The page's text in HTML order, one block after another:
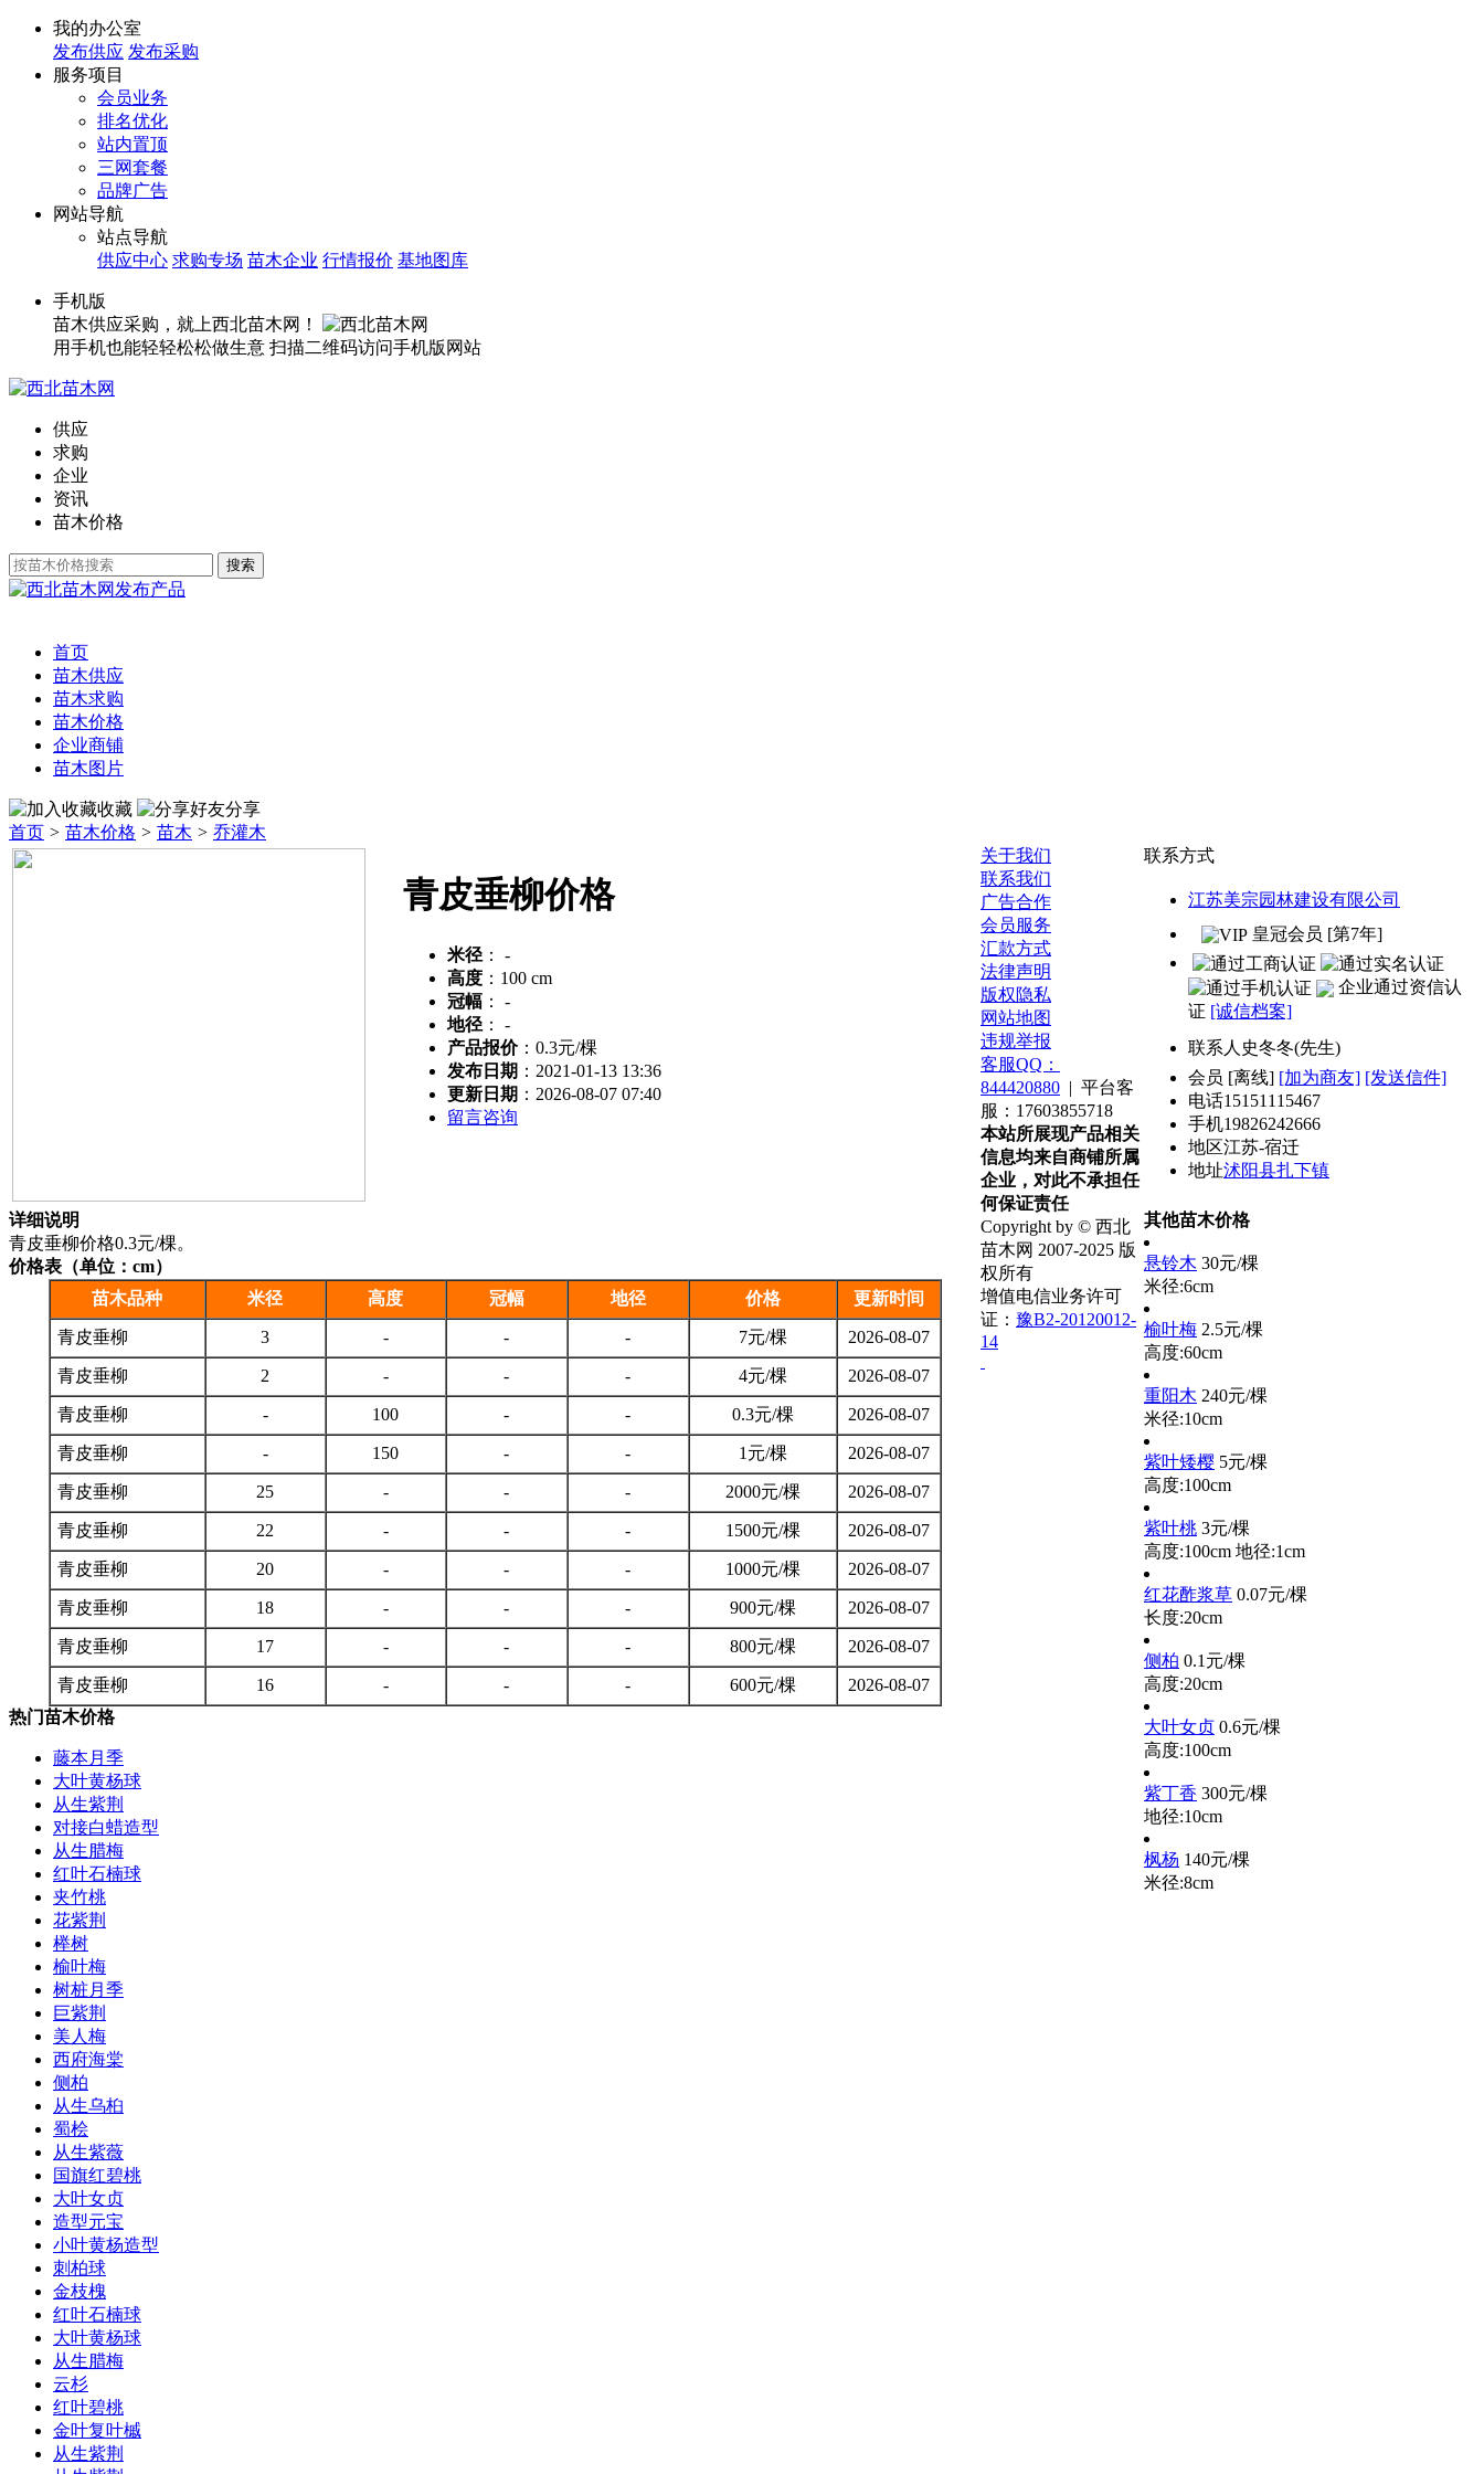
我的办公室
发布供应 发布采购
服务项目
会员业务
排名优化
站内置顶
三网套餐
品牌广告
网站导航
站点导航
供应中心 求购专场 苗木企业 行情报价 基地图库
手机版
苗木供应采购，就上西北苗木网！
用手机也能轻轻松松做生意 扫描二维码访问手机版网站
供应
求购
企业
资讯
苗木价格
发布产品
首页
苗木供应
苗木求购
苗木价格
企业商铺
苗木图片
收藏
分享
首页 > 苗木价格 > 苗木 > 乔灌木
青皮垂柳价格
米径 ：
-
高度 ： 100 cm
冠幅 ：
-
地径 ：
-
产品报价： 0.3元/棵
发布日期 ：2021-01-13 13:36
更新日期 ：2026-08-07 07:40
留言咨询
联系方式
江苏美宗园林建设有限公司
皇冠会员 [第7年]
企业通过资信认
证 [诚信档案]
联系人 史冬冬(先生)
会员 [离线] [加为商友] [发送信件]
电话15151115467
手机19826242666
地区江苏-宿迁
地址沭阳县扎下镇
详细说明
青皮垂柳价格0.3元/棵。
价格表（单位：cm）
苗木品种
米径 高度 冠幅 地径 价格 更新时间
青皮垂柳 3 - - - 7元/棵 2026-08-07
青皮垂柳 2 - - - 4元/棵 2026-08-07
青皮垂柳 - 100 - - 0.3元/棵 2026-08-07
青皮垂柳 - 150 - - 1元/棵 2026-08-07
青皮垂柳 25 - - - 2000元/棵 2026-08-07
青皮垂柳 22 - - - 1500元/棵 2026-08-07
青皮垂柳 20 - - - 1000元/棵 2026-08-07
青皮垂柳 18 - - - 900元/棵 2026-08-07
青皮垂柳 17 - - - 800元/棵 2026-08-07
青皮垂柳 16 - - - 600元/棵
2026-08-07
热门苗木价格
藤本月季
大叶黄杨球
从生紫荆
对接白蜡造型
从生腊梅
红叶石楠球
夹竹桃
花紫荆
榉树
榆叶梅
树桩月季
巨紫荆
美人梅
西府海棠
侧柏
从生乌桕
蜀桧
从生紫薇
国旗红碧桃
大叶女贞
造型元宝
小叶黄杨造型
刺柏球
金枝槐
红叶石楠球
大叶黄杨球
从生腊梅
云杉
红叶碧桃
金叶复叶槭
从生紫荆
其他苗木价格
悬铃木 30元/棵
米径:6cm
榆叶梅 2.5元/棵
高度:60cm
重阳木 240元/棵
米径:10cm
紫叶矮樱 5元/棵
高度:100cm
紫叶桃 3元/棵
高度:100cm 地径:1cm
红花酢浆草 0.07元/棵
长度:20cm
侧柏 0.1元/棵
高度:20cm
大叶女贞 0.6元/棵
高度:100cm
紫丁香 300元/棵
地径:10cm
枫杨 140元/棵
米径:8cm
关于我们
联系我们
广告合作
会员服务
汇款方式
法律声明
版权隐私
网站地图
违规举报
客服QQ：
844420880 | 平台客
服：17603855718
本站所展现产品相关
信息均来自商铺所属
企业，对此不承担任
何保证责任
Copyright by © 西北
苗木网 2007-2025 版
权所有
增值电信业务许可
证： 豫B2-20120012-
14